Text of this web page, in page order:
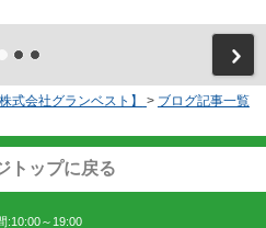
式会社グランベスト】 > ブログ記事一覧
トップに戻る
:10:00～19:00